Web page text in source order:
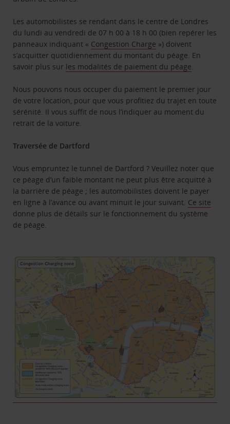
Les automobilistes se rendant dans le centre de Londres
du lundi au vendredi de 07 h 00 à 18 h 00 (bien repérer les
panneaux indiquant « Congestion Charge ») doivent
s’acquitter quotidiennement du montant du péage. En
savoir plus sur les modalités de paiement du péage.
Nous pouvons nous occuper du paiement le premier jour
de votre location, pour que vous profitiez du trajet en toute
sérénité. Il vous suffit de nous l’indiquer au moment du
retrait de la voiture.
Traversée de Dartford
Vous empruntez le tunnel de Dartford ? Veuillez noter que
ce péage d’un faible montant ne peut plus être acquitté à
la barrière de péage ; les automobilistes doivent le payer
en ligne à l’avance ou avant minuit le jour suivant. Ce site
donne plus de détails sur le fonctionnement du système
de péage.